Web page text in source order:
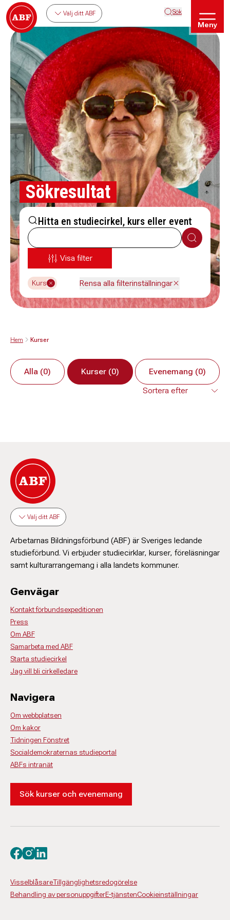
Välj ditt ABF Sök
Meny
Sökresultat
Hitta en studiecirkel, kurs eller event
Sök
Visa filter
Kurs Rensa alla filterinställningar
Hem Kurser
Alla (0) Kurser (0) Evenemang (0)
Välj ditt ABF
Arbetarnas Bildningsförbund (ABF) är Sveriges ledande
studieförbund. Vi erbjuder studiecirklar, kurser, föreläsningar
samt kulturarrangemang i alla landets kommuner.
Genvägar
Kontakt förbundsexpeditionen
Press
Om ABF
Samarbeta med ABF
Starta studiecirkel
Jag vill bli cirkelledare
Navigera
Om webbplatsen
Om kakor
Tidningen Fönstret
Socialdemokraternas studieportal
ABFs intranät
Sök kurser och evenemang
VisselblåsareTillgänglighetsredogörelse
Behandling av personuppgifterE-tjänstenCookieinställningar
Besök oss på facebook
Besök oss på instagram
Besök oss på linkedin